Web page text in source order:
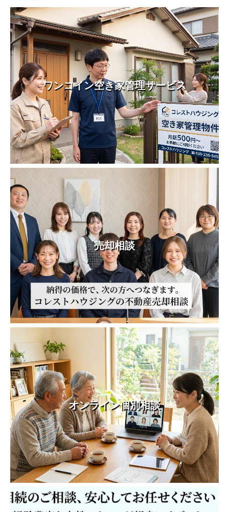
ワンコイン空き家管理サービス
売却相談
オンライン個別相談